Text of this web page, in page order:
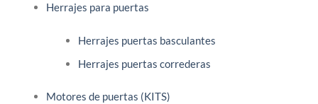
Herrajes para puertas
Herrajes puertas basculantes
Herrajes puertas correderas
Motores de puertas (KITS)